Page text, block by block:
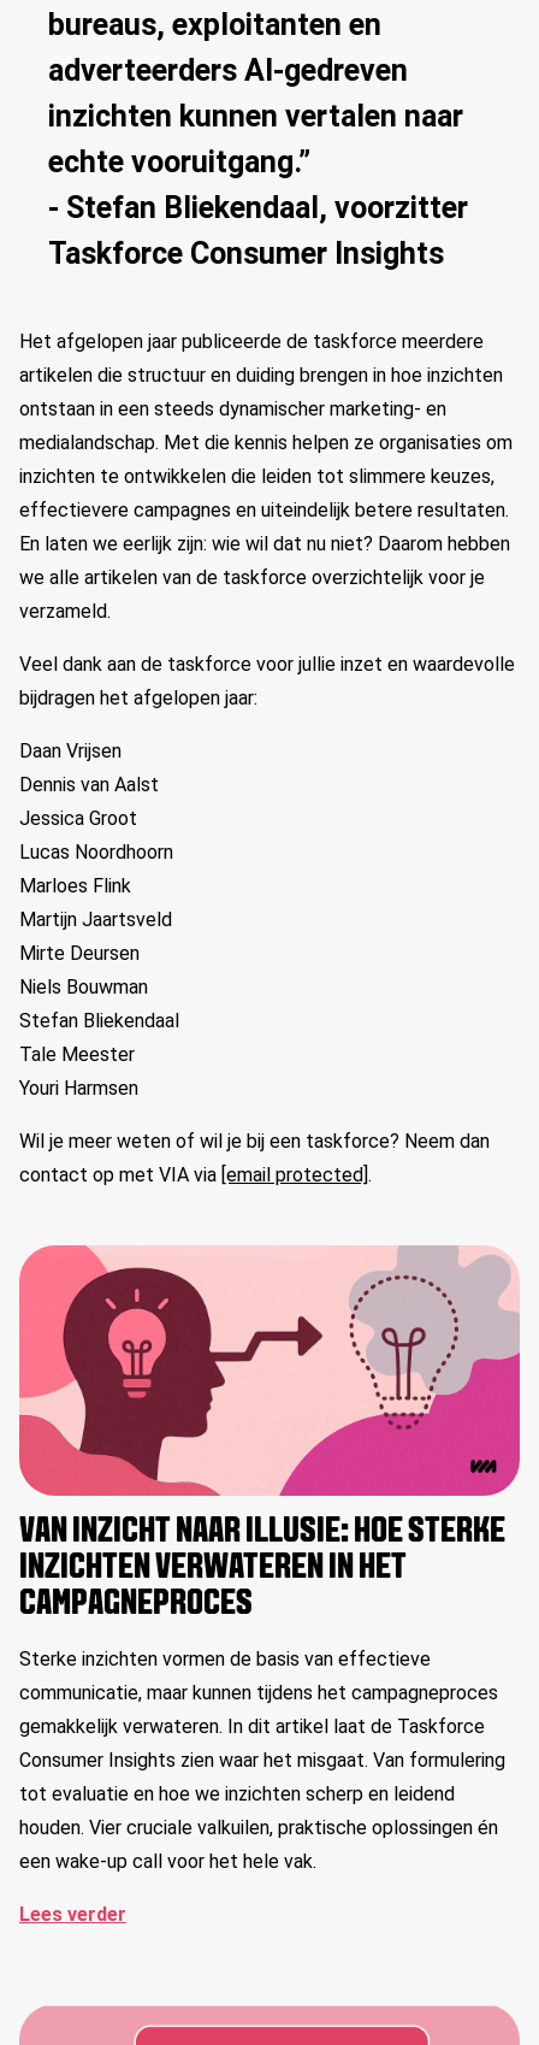
bureaus, exploitanten en
adverteerders AI-gedreven
inzichten kunnen vertalen naar
echte vooruitgang.”
- Stefan Bliekendaal, voorzitter
Taskforce Consumer Insights
Het afgelopen jaar publiceerde de taskforce meerdere
artikelen die structuur en duiding brengen in hoe inzichten
ontstaan in een steeds dynamischer marketing- en
medialandschap. Met die kennis helpen ze organisaties om
inzichten te ontwikkelen die leiden tot slimmere keuzes,
effectievere campagnes en uiteindelijk betere resultaten.
En laten we eerlijk zijn: wie wil dat nu niet? Daarom hebben
we alle artikelen van de taskforce overzichtelijk voor je
verzameld.
Veel dank aan de taskforce voor jullie inzet en waardevolle
bijdragen het afgelopen jaar:
Daan Vrijsen
Dennis van Aalst
Jessica Groot
Lucas Noordhoorn
Marloes Flink
Martijn Jaartsveld
Mirte Deursen
Niels Bouwman
Stefan Bliekendaal
Tale Meester
Youri Harmsen
Wil je meer weten of wil je bij een taskforce? Neem dan
contact op met VIA via [email protected].
VAN INZICHT NAAR ILLUSIE: HOE STERKE
INZICHTEN VERWATEREN IN HET
CAMPAGNEPROCES
Sterke inzichten vormen de basis van effectieve
communicatie, maar kunnen tijdens het campagneproces
gemakkelijk verwateren. In dit artikel laat de Taskforce
Consumer Insights zien waar het misgaat. Van formulering
tot evaluatie en hoe we inzichten scherp en leidend
houden. Vier cruciale valkuilen, praktische oplossingen én
een wake-up call voor het hele vak.
Lees verder